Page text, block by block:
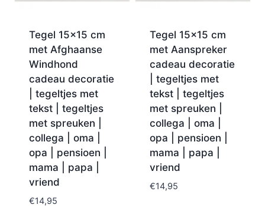
Tegel 15×15 cm
met Afghaanse
Windhond
cadeau decoratie
| tegeltjes met
tekst | tegeltjes
met spreuken |
collega | oma |
opa | pensioen |
mama | papa |
vriend
€14,95
Tegel 15×15 cm
met Aanspreker
cadeau decoratie
| tegeltjes met
tekst | tegeltjes
met spreuken |
collega | oma |
opa | pensioen |
mama | papa |
vriend
€14,95